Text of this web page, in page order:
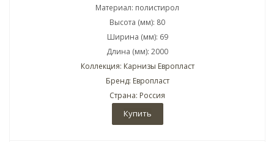
Материал: полистирол
Высота (мм): 80
Ширина (мм): 69
Длина (мм): 2000
Коллекция: Карнизы Европласт
Бренд: Европласт
Страна: Россия
Купить